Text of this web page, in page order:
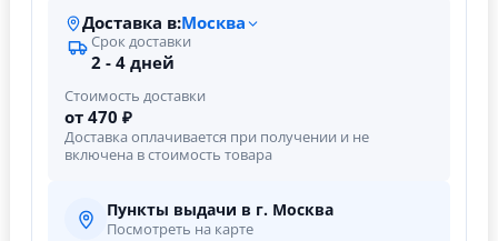
Доставка в:Москва
Срок доставки
2 - 4 дней
Стоимость доставки
от 470 ₽
Доставка оплачивается при получении и не
включена в стоимость товара
Пункты выдачи в г. Москва
Посмотреть на карте